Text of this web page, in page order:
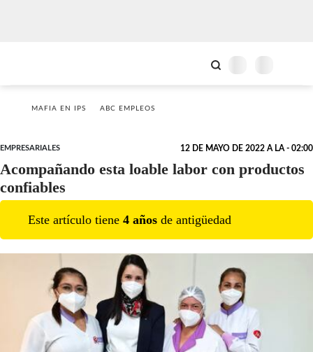
MAFIA EN IPS ABC EMPLEOS
EMPRESARIALES 12 DE MAYO DE 2022 A LA - 02:00
Acompañando esta loable labor con productos
confiables
Este artículo tiene 4 años de antigüedad